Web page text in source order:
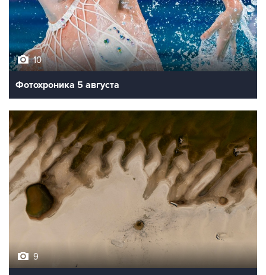
10
Фотохроника 5 августа
9